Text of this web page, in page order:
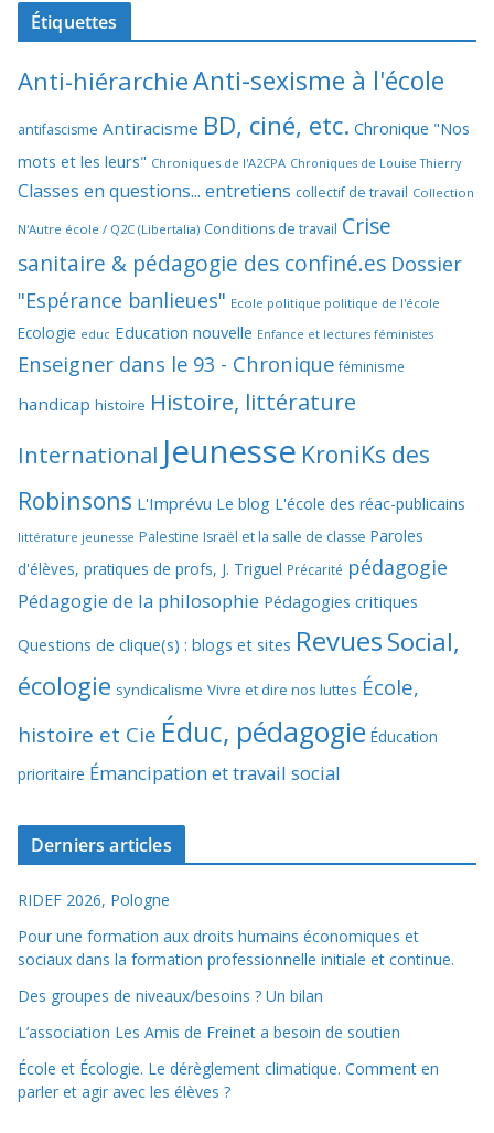
Étiquettes
Anti-hiérarchieAnti-sexisme à l'école
antifascisme Antiracisme BD, ciné, etc. Chronique "Nos
mots et les leurs" Chroniques de l'A2CPA Chroniques de Louise Thierry
Classes en questions... entretiens collectif de travail Collection
N'Autre école / Q2C (Libertalia) Conditions de travail Crise
sanitaire & pédagogie des confiné.es Dossier
"Espérance banlieues" Ecole politique politique de l'école
Ecologie educ Education nouvelle Enfance et lectures féministes
Enseigner dans le 93 - Chronique féminisme
handicap histoire Histoire, littérature
International Jeunesse KroniKs des
Robinsons L'Imprévu Le blog L'école des réac-publicains
littérature jeunesse Palestine Israël et la salle de classe Paroles
d'élèves, pratiques de profs, J. Triguel Précarité pédagogie
Pédagogie de la philosophie Pédagogies critiques
Questions de clique(s) : blogs et sites RevuesSocial,
écologie syndicalisme Vivre et dire nos luttes École,
histoire et Cie Éduc, pédagogie Éducation
prioritaire Émancipation et travail social
Derniers articles
RIDEF 2026, Pologne
Pour une formation aux droits humains économiques et
sociaux dans la formation professionnelle initiale et continue.
Des groupes de niveaux/besoins ? Un bilan
L’association Les Amis de Freinet a besoin de soutien
École et Écologie. Le dérèglement climatique. Comment en
parler et agir avec les élèves ?